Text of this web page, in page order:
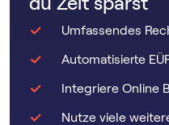
Umfassendes
Automatisierte
Integriere Online
Nutze viele